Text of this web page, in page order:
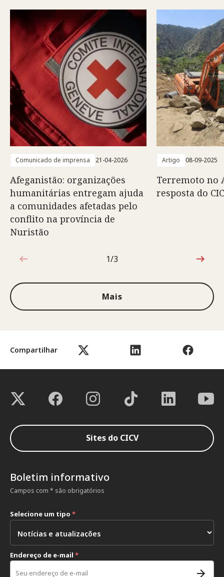
Compartilhar
Comunicado de imprensa 21-04-2026
Afeganistão: organizações
humanitárias entregam ajuda
a comunidades afetadas pelo
conflito na província de
Nuristão
Artigo 08-09-2025
Terremoto no
resposta do
1 de 3
1/3
Mais
Sites do CICV
Boletim informativo
Campos com * são obrigatórios
Selecione um tipo *
Endereço de e-mail *